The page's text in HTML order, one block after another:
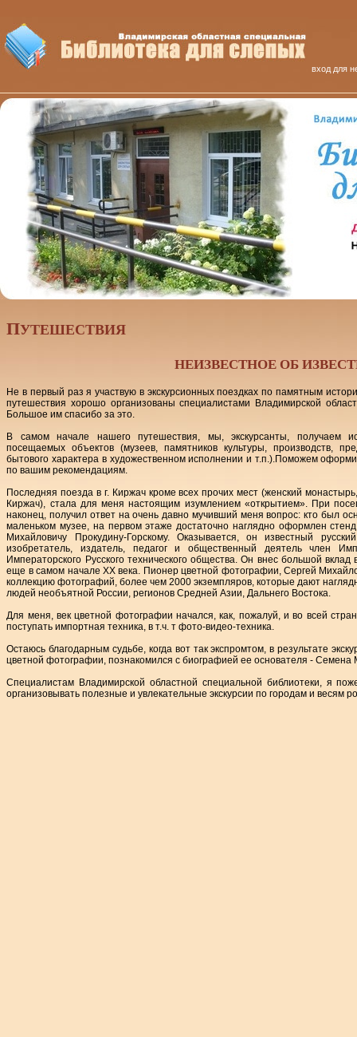
вход для
ПУТЕШЕСТВИЯ
НЕИЗВЕСТНОЕ ОБ
Не в первый раз я участвую в экскурсионных поездках по памятным
путешествия хорошо организованы специалистами Владимирской
Большое им спасибо за это.
В самом начале нашего путешествия, мы, экскурсанты, получаем
посещаемых объектов (музеев, памятников культуры, производств,
бытового характера в художественном исполнении и т.п.).Поможем
по вашим рекомендациям.
Последняя поезда в г. Киржач кроме всех прочих мест (женский
Киржач), стала для меня настоящим изумлением «открытием». При
наконец, получил ответ на очень давно мучивший меня вопрос: кто был
маленьком музее, на первом этаже достаточно наглядно оформлен
Михайловичу Прокудину-Горскому. Оказывается, он известный
изобретатель, издатель, педагог и общественный деятель член
Императорского Русского технического общества. Он внес большой
еще в самом начале ХХ века. Пионер цветной фотографии, Сергей
коллекцию фотографий, более чем 2000 экземпляров, которые дают
людей необъятной России, регионов Средней Азии, Дальнего Востока.
Для меня, век цветной фотографии начался, как, пожалуй, и во всей
поступать импортная техника, в т.ч. т фото-видео-техника.
Остаюсь благодарным судьбе, когда вот так экспромтом, в результате
цветной фотографии, познакомился с биографией ее основателя - Семена
Специалистам Владимирской областной специальной библиотеки, я
организовывать полезные и увлекательные экскурсии по городам и весям